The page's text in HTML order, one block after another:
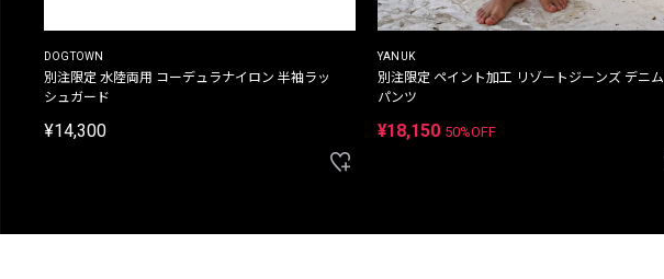
DOGTOWN
別注限定 水陸両用 コーデュラナイロン 半袖ラッ
シュガード
¥14,300
YANUK
別注限定 ペイント加工 リゾートジーンズ デニム
パンツ
¥18,150 50%OFF